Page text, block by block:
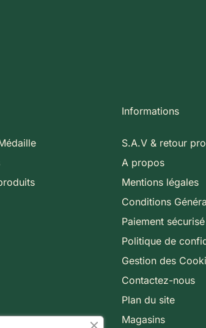
Informations
S.A.V & retour
A propos
Mentions légales
Conditions
Paiement sécurisé
Politique de
Gestion des
Contactez-nous
Plan du site
Magasins